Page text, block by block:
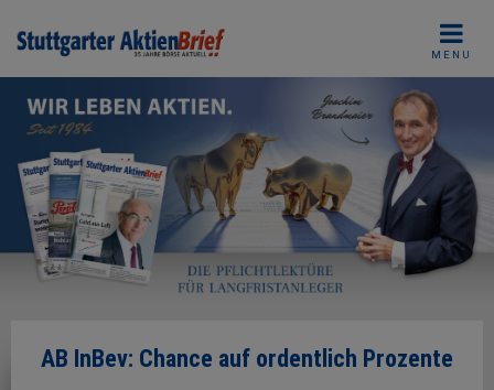
MENU
AB InBev: Chance auf ordentlich Prozente